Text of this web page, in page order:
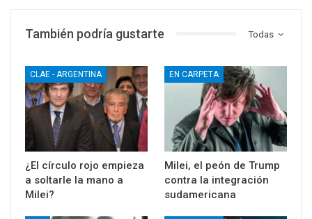
Todas
También podría gustarte
CLAE - ARGENTINA
¿El círculo rojo empieza
a soltarle la mano a
Milei?
EN CARPETA
Milei, el peón de Trump
contra la integración
sudamericana